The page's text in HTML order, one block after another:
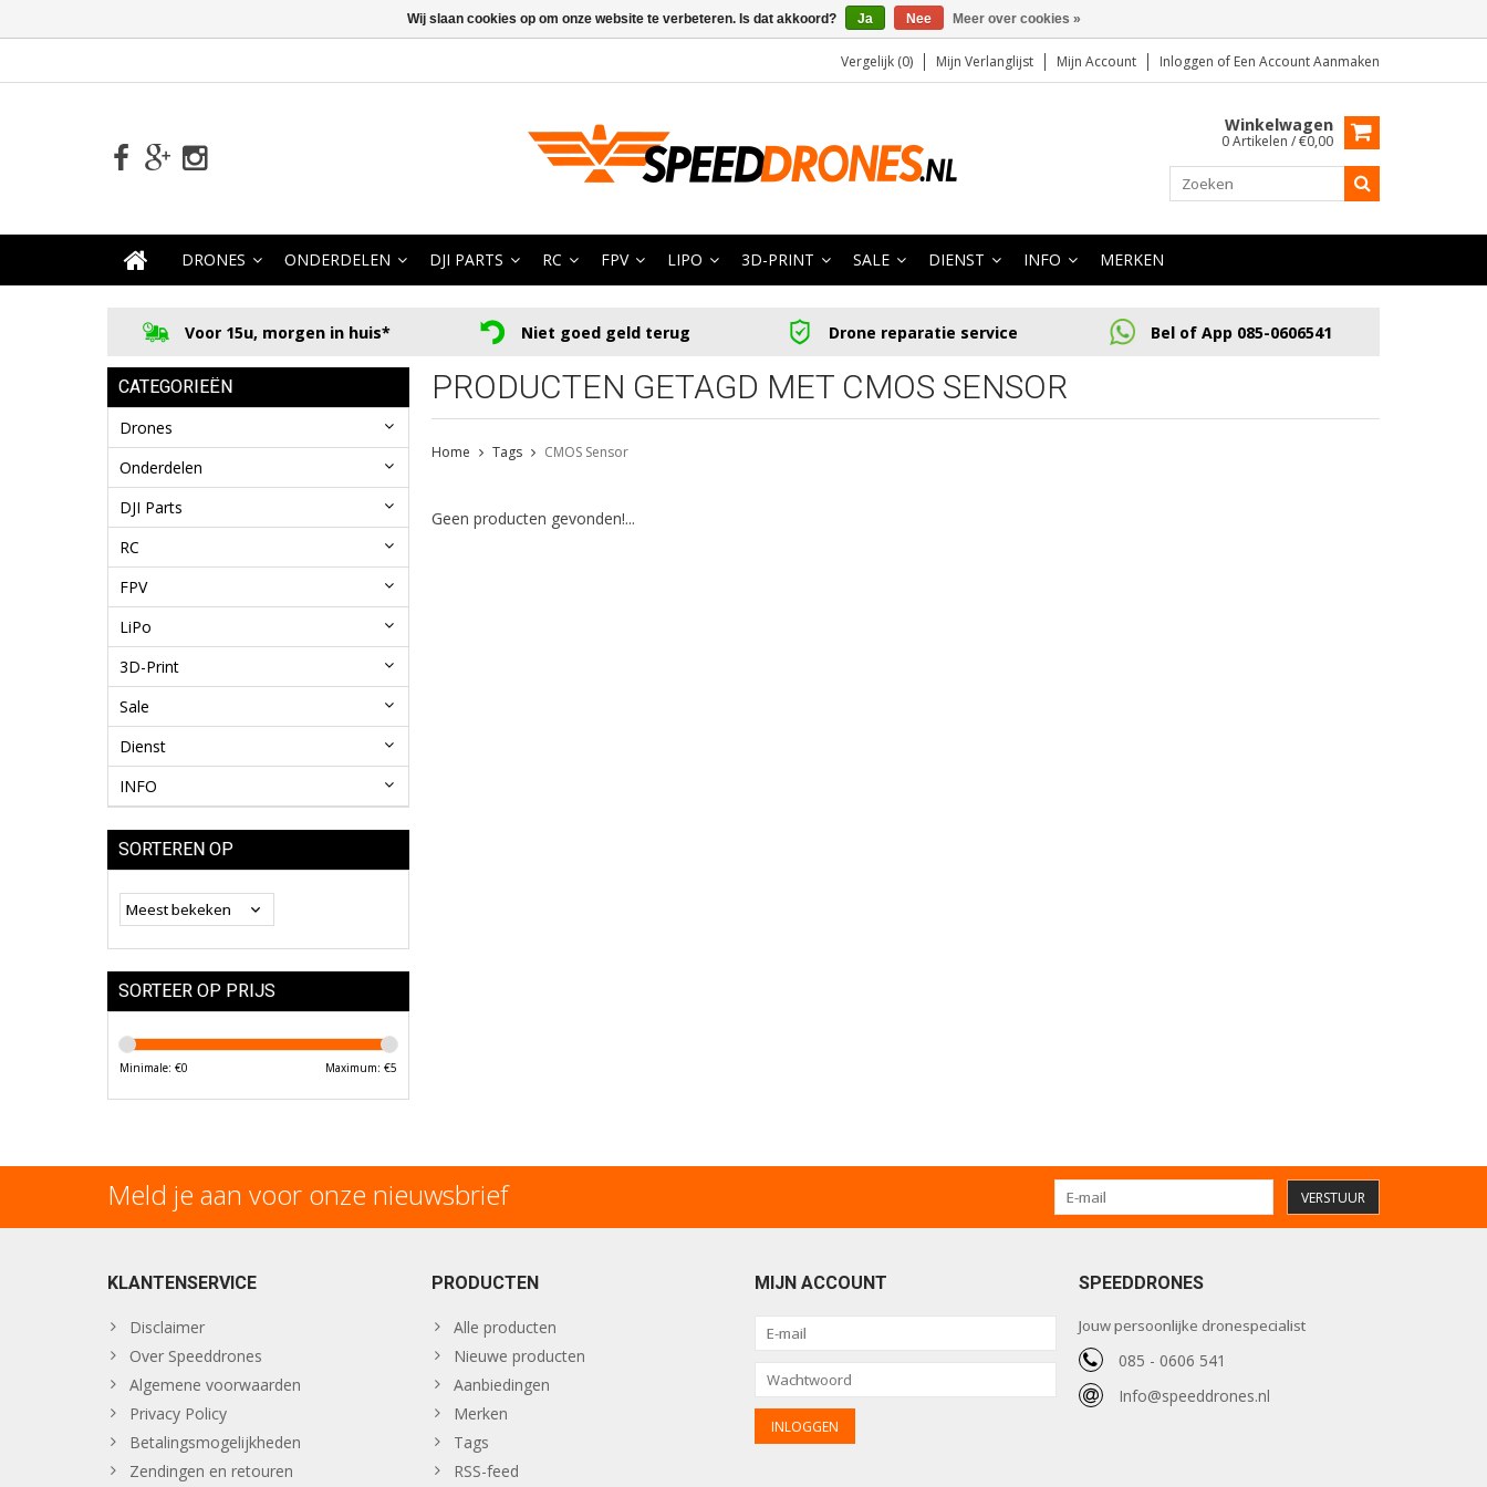
Vergelijk (0) Mijn Verlanglijst Mijn Account Inloggen of Een Account Aanmaken
Winkelwagen
0 Artikelen / €0,00
DRONES ONDERDELEN DJI PARTS RC FPV LIPO 3D-PRINT SALE DIENST INFO MERKEN
Voor 15u, morgen in huis* Niet goed geld terug Drone reparatie service Bel of App 085-0606541
CATEGORIEËN
Drones
Onderdelen
DJI Parts
RC
FPV
LiPo
3D-Print
Sale
Dienst
INFO
SORTEREN OP
SORTEER OP PRIJS
Minimale: €0 Maximum: €5
PRODUCTEN GETAGD MET CMOS SENSOR
Home Tags CMOS Sensor
Geen producten gevonden!...
Meld je aan voor onze nieuwsbrief VERSTUUR
KLANTENSERVICE
Disclaimer
Over Speeddrones
Algemene voorwaarden
Privacy Policy
Betalingsmogelijkheden
Zendingen en retouren
PRODUCTEN
Alle producten
Nieuwe producten
Aanbiedingen
Merken
Tags
RSS-feed
MIJN ACCOUNT SPEEDDRONES
Jouw persoonlijke dronespecialist
085 - 0606 541
Info@speeddrones.nl
Wij slaan cookies op om onze website te verbeteren. Is dat akkoord? Ja Nee Meer over cookies »